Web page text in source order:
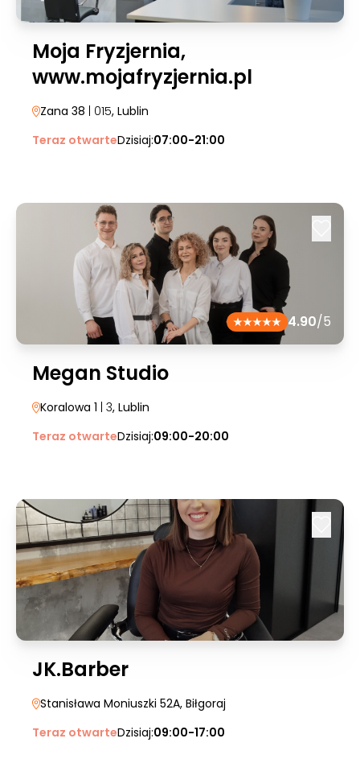
Moja Fryzjernia,
www.mojafryzjernia.pl
Zana 38 | 015, Lublin
Teraz otwarteDzisiaj:07:00-21:00
4.90/5
Megan Studio
Koralowa 1 | 3, Lublin
Teraz otwarteDzisiaj:09:00-20:00
JK.Barber
Stanisława Moniuszki 52A, Biłgoraj
Teraz otwarteDzisiaj:09:00-17:00